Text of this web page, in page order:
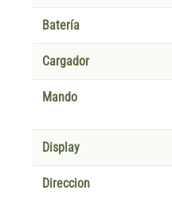
Batería
Cargador
Mando
Display
Direccion